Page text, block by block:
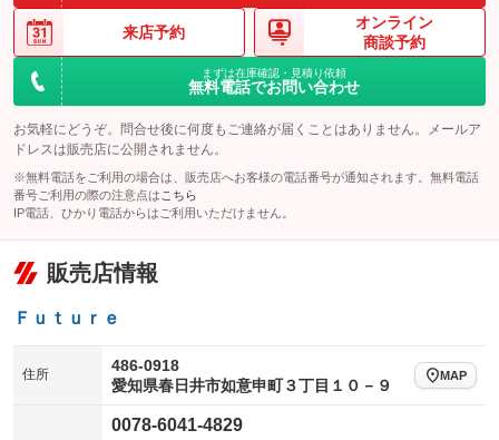
来店予約
オンライン
商談予約
まずは在庫確認・見積り依頼
無料電話でお問い合わせ
お気軽にどうぞ。問合せ後に何度もご連絡が届くことはありません。メールア
ドレスは販売店に公開されません。
※無料電話をご利用の場合は、販売店へお客様の電話番号が通知されます。無料電話
番号ご利用の際の注意点は こちら
IP電話、ひかり電話からはご利用いただけません。
販売店情報
Ｆｕｔｕｒｅ
住所
486-0918
愛知県春日井市如意申町３丁目１０－９
MAP
0078-6041-4829